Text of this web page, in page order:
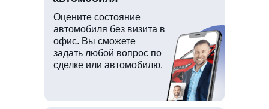
Оцените состояние
автомобиля без визита в
офис. Вы сможете
задать любой вопрос по
сделке или автомобилю.